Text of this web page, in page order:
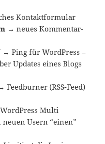
Kontaktformular
→ neues Kommentar-
→Ping für WordPress –
Updates eines Blogs
Feedburner (RSS-Feed)
WordPress Multi
Usern “einen”